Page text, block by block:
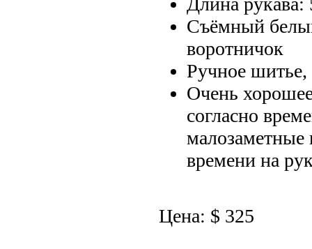
Съёмный
воротничок
Ручное шитье,
Очень
согласно
времени на
Цена: $ 325